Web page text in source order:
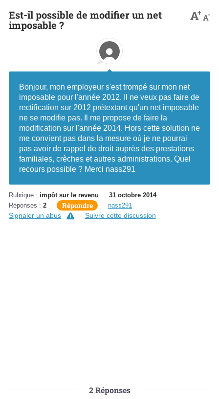
Est-il possible de modifier un net
imposable ?
A+A-
Bonjour, mon employeur s'est trompé sur mon net
imposable pour l'année 2012. Il ne veux pas faire de
rectification sur 2012 prétextant qu'un net imposable
ne se modifie pas. Il me propose de faire la
modification sur l'année 2014. Hors cette solution ne
me convient pas dans la mesure où je ne pourrai
pas avoir de rappel de droit auprès des prestations
familiales, crèches et autres administrations. Quel
recours possible ? Merci nass291
Rubrique : impôt sur le revenu
31 octobre 2014
Réponses : 2 Répondre nass291
Signaler un abus Suivre cette discussion
2Réponses